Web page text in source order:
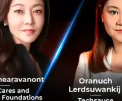
สถานการณ์ของการลงทุน
การเติบโตของอุตสาหกรรม
เมื่อปี 2021 ได้รายงานว่า
เหรียญสหรัฐฯ จากข้อตกลง